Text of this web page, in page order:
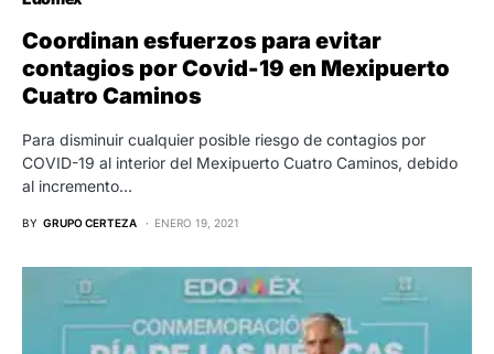
Coordinan esfuerzos para evitar
contagios por Covid-19 en Mexipuerto
Cuatro Caminos
Para disminuir cualquier posible riesgo de contagios por
COVID-19 al interior del Mexipuerto Cuatro Caminos, debido
al incremento…
BY GRUPO CERTEZA ENERO 19, 2021